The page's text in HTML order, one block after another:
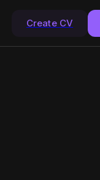
Create CV